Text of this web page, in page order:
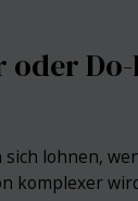
oder
sich lohnen,
komplexer